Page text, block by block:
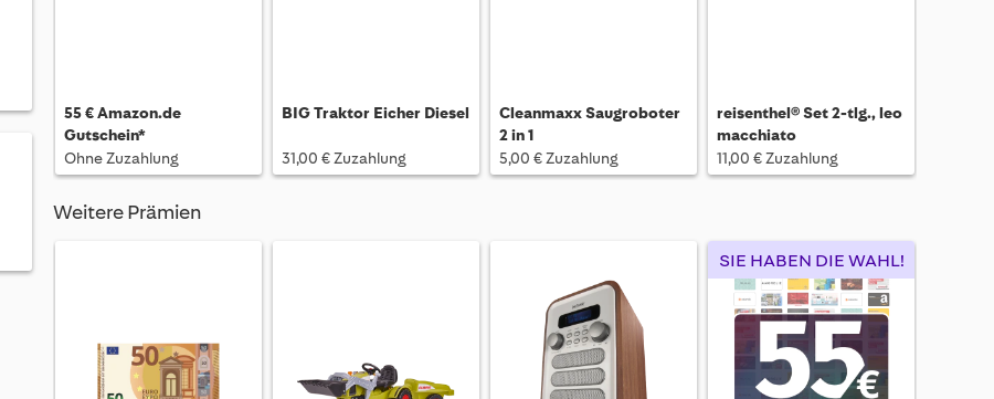
55 € Amazon.de
Gutschein*
Ohne Zuzahlung
BIG Traktor Eicher Diesel
31,00 € Zuzahlung
Cleanmaxx Saugroboter
2 in 1
5,00 € Zuzahlung
reisenthel® Set 2-tlg., leo
macchiato
11,00 € Zuzahlung
Weitere Prämien
SIE HABEN DIE WAHL!